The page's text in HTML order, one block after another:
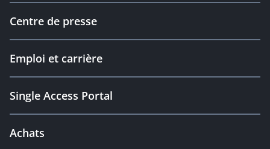
Centre de presse
Emploi et carrière
Single Access Portal
Achats